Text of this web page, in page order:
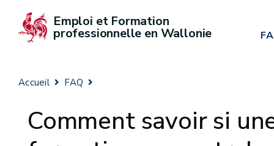
Emploi et Formation
professionnelle en Wallonie
Accueil FAQ
Comment savoir si